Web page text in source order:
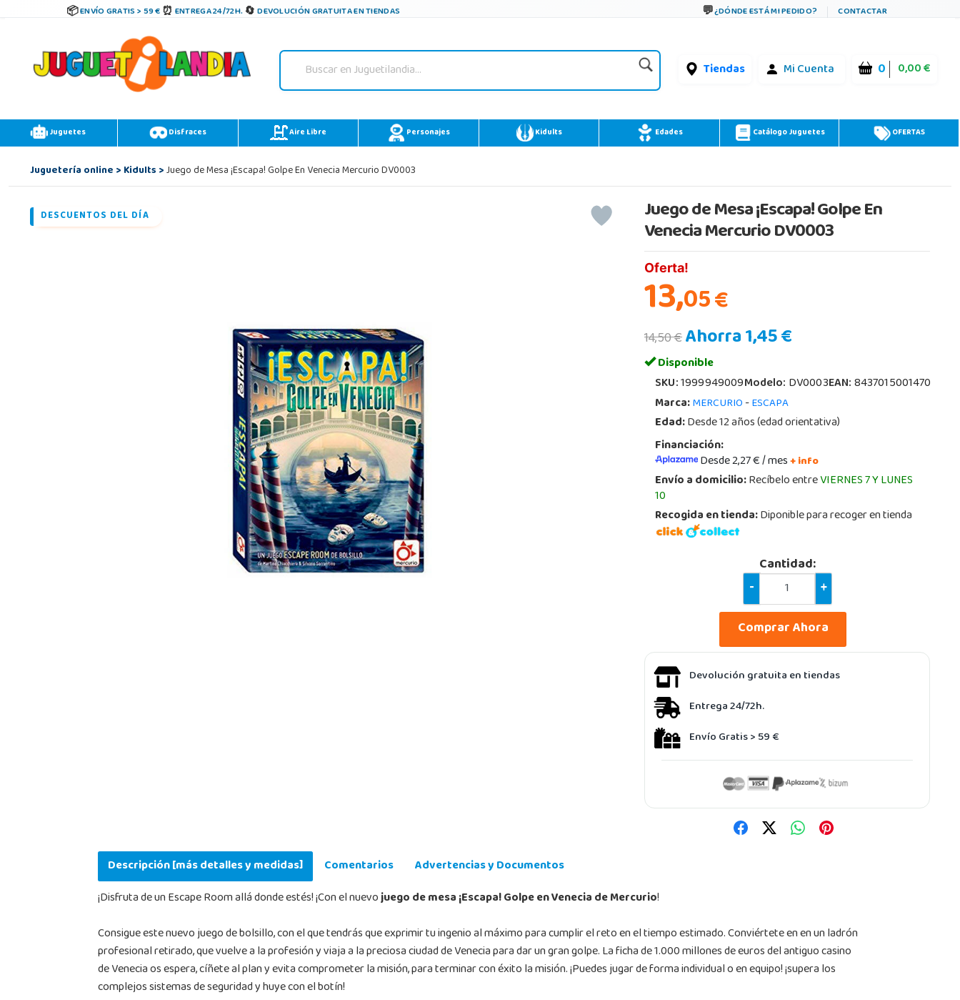
ENVÍO GRATIS > 59 € ENTREGA 24/72H. DEVOLUCIÓN GRATUITA EN TIENDAS ¿DÓNDE ESTÁ MI PEDIDO? CONTACTAR
Tiendas Mi Cuenta 0 0,00 €
Juguetes Disfraces Aire Libre Personajes Kidults Edades Catálogo Juguetes OFERTAS
Juguetería online>Kidults>Juego de Mesa ¡Escapa! Golpe En Venecia Mercurio DV0003
DESCUENTOS DEL DÍA Juego de Mesa ¡Escapa! Golpe En
Venecia Mercurio DV0003
Oferta!
13,05€
14,50 €Ahorra 1,45 €
Disponible
SKU:1999949009Modelo:DV0003EAN:8437015001470
Marca:MERCURIO-ESCAPA
Edad:Desde 12 años (edad orientativa)
Financiación:
Desde 2,27 € / mes+ info
Envío a domicilio:Recíbelo entreVIERNES 7 Y LUNES
10
Recogida en tienda:Diponible para recoger en tienda
Cantidad:
-
+
Comprar Ahora
Devolución gratuita en tiendas
Entrega 24/72h.
Envío Gratis > 59 €
Descripción [más detalles y medidas] Comentarios
Advertencias y Documentos
¡Disfruta de un Escape Room allá donde estés! ¡Con el nuevojuego de mesa ¡Escapa! Golpe en Venecia de Mercurio!
Consigue este nuevo juego de bolsillo, con el que tendrás que exprimir tu ingenio al máximo para cumplir el reto en el tiempo estimado. Conviértete en en un ladrón
profesional retirado, que vuelve a la profesión y viaja a la preciosa ciudad de Venecia para dar un gran golpe. La ficha de 1.000 millones de euros del antiguo casino
de Venecia os espera, cíñete al plan y evita comprometer la misión, para terminar con éxito la misión. ¡Puedes jugar de forma individual o en equipo! ¡supera los
complejos sistemas de seguridad y huye con el botín!